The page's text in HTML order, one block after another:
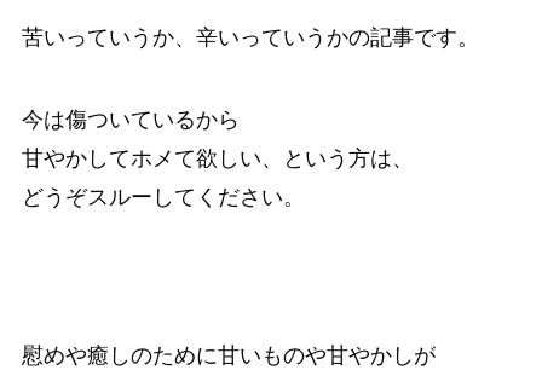
苦いっていうか、辛いっていうかの記事です。
今は傷ついているから
甘やかしてホメて欲しい、という方は、
どうぞスルーしてください。
慰めや癒しのために甘いものや甘やかしが